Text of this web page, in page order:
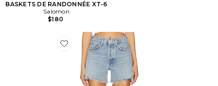
BASKETS DE RANDONNÉE XT-6
Salomon
$180
Favorite Short long Parker